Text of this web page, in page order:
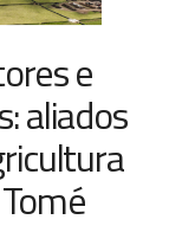
e
aliados